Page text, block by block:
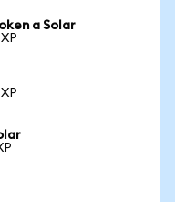
a Solar